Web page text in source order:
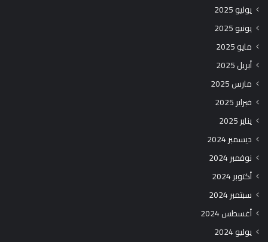
يوليو 2025
يونيو 2025
مايو 2025
أبريل 2025
مارس 2025
فبراير 2025
يناير 2025
ديسمبر 2024
نوفمبر 2024
أكتوبر 2024
سبتمبر 2024
أغسطس 2024
يوليو 2024